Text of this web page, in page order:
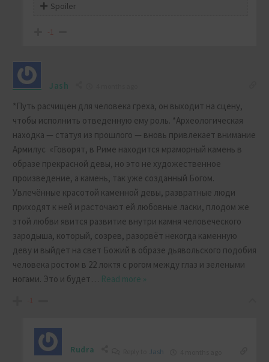
Spoiler
-1
Jash
*Путь расчищен для человека греха, он выходит на сцену,
чтобы исполнить отведенную ему роль. *Археологическая
находка — статуя из прошлого — вновь привлекает внимание
Армилус «Говорят, в Риме находится мраморный камень в
образе прекрасной девы, но это не художественное
произведение, а камень, так уже созданный Богом.
Увлечённые красотой каменной девы, развратные люди
приходят к ней и расточают ей любовные ласки, плодом же
этой любви явится развитие внутри камня человеческого
зародыша, который, созрев, разорвёт некогда каменную
деву и выйдет на свет Божий в образе дьявольского подобия
человека ростом в 22 локтя с рогом между глаз и зелеными
ногами. Это и будет… Read more »
Rudra Jash